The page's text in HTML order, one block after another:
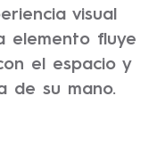
visual
elemento fluye
el espacio y
de su mano.